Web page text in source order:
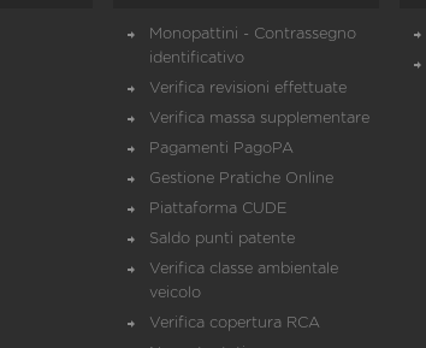
Monopattini - Contrassegno
identificativo
Verifica revisioni effettuate
Verifica massa supplementare
Pagamenti PagoPA
Gestione Pratiche Online
Piattaforma CUDE
Saldo punti patente
Verifica classe ambientale
veicolo
Verifica copertura RCA